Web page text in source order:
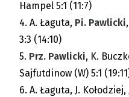
Hampel 5:1 (11:7)
4. A. Łaguta, Pi. Pawlicki
3:3 (14:10)
5. Prz. Pawlicki, K.
Sajfutdinow (W) 5:1
6. A. Łaguta, J.